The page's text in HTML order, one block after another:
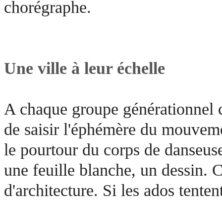
chorégraphe.
Une ville à leur échelle
A chaque groupe
de saisir l'éphémère du
le pourtour du corps de
une feuille blanche, un dessin.
d'architecture. Si les ados